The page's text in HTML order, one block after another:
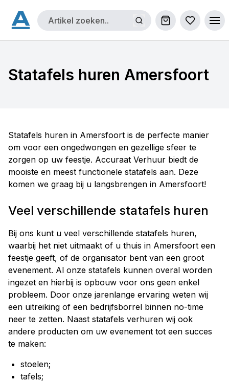
Winkelwagen
Statafels huren Amersfoort
Statafels huren in Amersfoort is de perfecte manier
om voor een ongedwongen en gezellige sfeer te
zorgen op uw feestje. Accuraat Verhuur biedt de
mooiste en meest functionele statafels aan. Deze
komen we graag bij u langsbrengen in Amersfoort!
Veel verschillende statafels huren
Bij ons kunt u veel verschillende statafels huren,
waarbij het niet uitmaakt of u thuis in Amersfoort een
feestje geeft, of de organisator bent van een groot
evenement. Al onze statafels kunnen overal worden
ingezet en hierbij is opbouw voor ons geen enkel
probleem. Door onze jarenlange ervaring weten wij
een uitreiking of een bedrijfsborrel binnen no-time
neer te zetten. Naast statafels verhuren wij ook
andere producten om uw evenement tot een succes
te maken:
stoelen;
tafels;